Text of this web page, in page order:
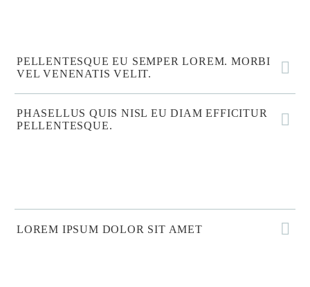
PELLENTESQUE EU SEMPER LOREM. MORBI
VEL VENENATIS VELIT.
PHASELLUS QUIS NISL EU DIAM EFFICITUR
PELLENTESQUE.
LOREM IPSUM DOLOR SIT AMET